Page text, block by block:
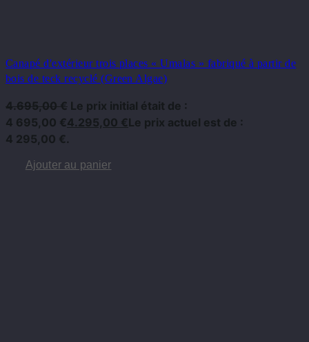
Canapé d'extérieur trois places « Umalas » fabriqué à partir de
bois de teck recyclé (Green Algae)
4.695,00€ Le prix initial était de :
4 695,00 €4.295,00 €Le prix actuel est de :
4 295,00 €.
Ajouter au panier